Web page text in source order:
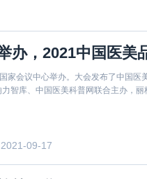
办，2021中国医美
家会议中心举办。大会发布了中国
智库、中国医美科普网联合主办，丽
2021-09-17